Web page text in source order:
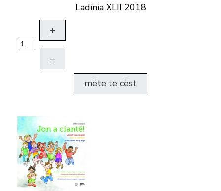
Ladinia XLII 2018
+
–
mëte te cëst